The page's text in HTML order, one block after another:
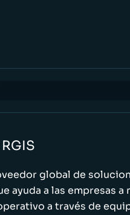
global de
ayuda a las empresas
a través de